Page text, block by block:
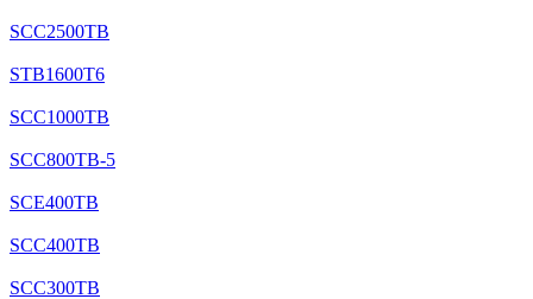
SCC2500TB
STB1600T6
SCC1000TB
SCC800TB-5
SCE400TB
SCC400TB
SCC300TB